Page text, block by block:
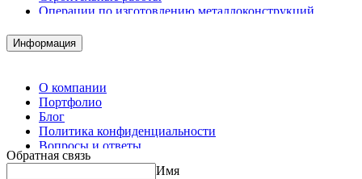
Операции по изготовлению металлоконструкций
Комплектация металлопроката
Изготовление винтовых свай
Информация
О компании
Портфолио
Блог
Политика конфиденциальности
Вопросы и ответы
Контакты
Обратная связь
Имя